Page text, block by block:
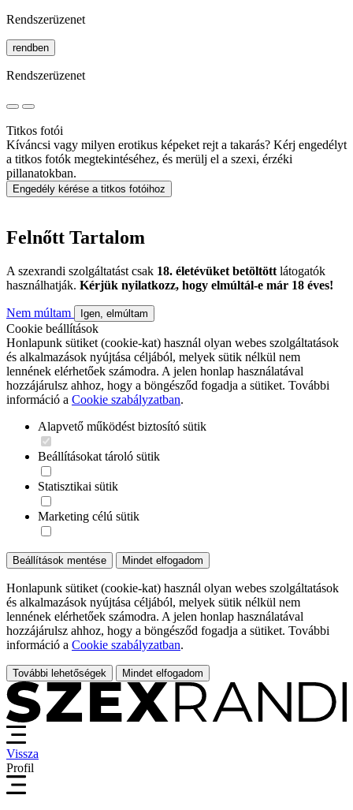
Rendszerüzenet
rendben
Rendszerüzenet
Titkos fotói
Kíváncsi vagy milyen erotikus képeket rejt a takarás? Kérj engedélyt
a titkos fotók megtekintéséhez, és merülj el a szexi, érzéki
pillanatokban.
Engedély kérése a titkos fotóihoz
Felnőtt Tartalom
A szexrandi szolgáltatást csak 18. életévüket betöltött látogatók
használhatják. Kérjük nyilatkozz, hogy elmúltál-e már 18 éves!
Nem múltam Igen, elmúltam
Cookie beállítások
Honlapunk sütiket (cookie-kat) használ olyan webes szolgáltatások
és alkalmazások nyújtása céljából, melyek sütik nélkül nem
lennének elérhetőek számodra. A jelen honlap használatával
hozzájárulsz ahhoz, hogy a böngésződ fogadja a sütiket. További
információ a Cookie szabályzatban.
Alapvető működést biztosító sütik
Beállításokat tároló sütik
Statisztikai sütik
Marketing célú sütik
Beállítások mentése Mindet elfogadom
Honlapunk sütiket (cookie-kat) használ olyan webes szolgáltatások
és alkalmazások nyújtása céljából, melyek sütik nélkül nem
lennének elérhetőek számodra. A jelen honlap használatával
hozzájárulsz ahhoz, hogy a böngésződ fogadja a sütiket. További
információ a Cookie szabályzatban.
További lehetőségek Mindet elfogadom
Vissza
Profil